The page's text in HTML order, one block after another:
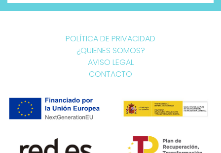
POLÍTICA DE PRIVACIDAD
¿QUIENES SOMOS?
AVISO LEGAL
CONTACTO